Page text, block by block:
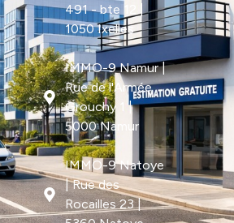
491 - bte 12 |
1050 Ixelles
IMMO-9 Namur |
Rue de l'Armée
Grouchy 1 |
5000 Namur
IMMO-9 Natoye
| Rue des
Rocailles 23 |